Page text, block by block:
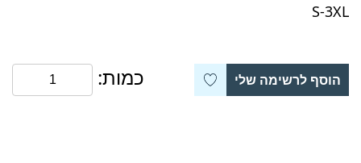
S-3XL
הוסף לרשימה שלי כמות: